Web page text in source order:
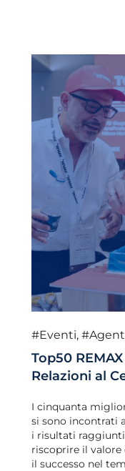
#Eventi,
Top50
Relazioni al
I cinquanta
si sono incontrati
i risultati
riscoprire il valore
il successo nel